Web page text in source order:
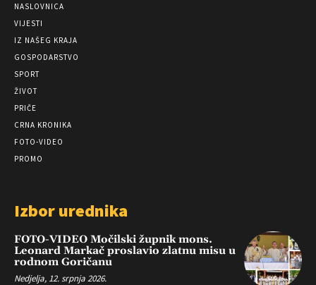
NASLOVNICA
VIJESTI
IZ NAŠEG KRAJA
GOSPODARSTVO
SPORT
ŽIVOT
PRIČE
CRNA KRONIKA
FOTO-VIDEO
PROMO
Izbor urednika
FOTO-VIDEO Močilski župnik mons.
Leonard Markač proslavio zlatnu misu u
rodnom Goričanu
Nedjelja, 12. srpnja 2026.